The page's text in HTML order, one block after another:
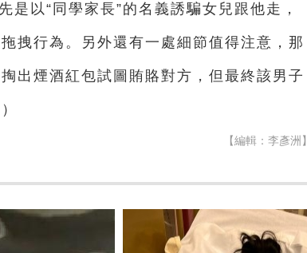
以“同學家長”的名義誘騙女兒跟他走，
拽行為。另外還有一處細節值得注意，那
出煙酒紅包試圖賄賂對方，但最終該男子
【編輯：李彥洲】